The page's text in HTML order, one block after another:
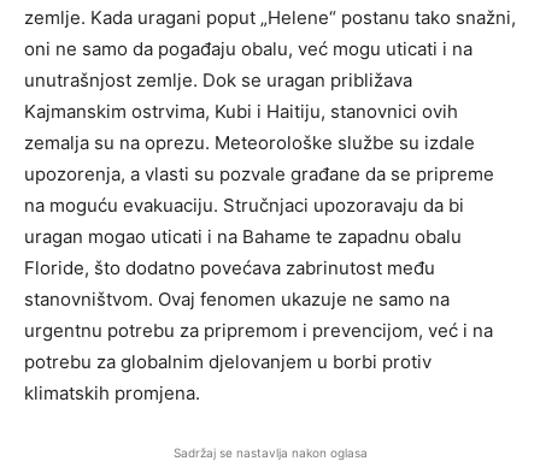
zemlje. Kada uragani poput „Helene“ postanu tako snažni,
oni ne samo da pogađaju obalu, već mogu uticati i na
unutrašnjost zemlje. Dok se uragan približava
Kajmanskim ostrvima, Kubi i Haitiju, stanovnici ovih
zemalja su na oprezu. Meteorološke službe su izdale
upozorenja, a vlasti su pozvale građane da se pripreme
na moguću evakuaciju. Stručnjaci upozoravaju da bi
uragan mogao uticati i na Bahame te zapadnu obalu
Floride, što dodatno povećava zabrinutost među
stanovništvom. Ovaj fenomen ukazuje ne samo na
urgentnu potrebu za pripremom i prevencijom, već i na
potrebu za globalnim djelovanjem u borbi protiv
klimatskih promjena.
Sadržaj se nastavlja nakon oglasa